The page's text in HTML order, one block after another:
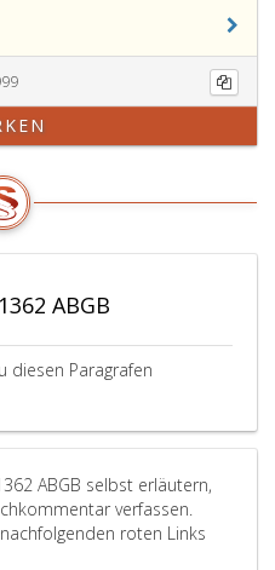
ABGB
diesen Paragrafen
ABGB selbst erläutern,
verfassen.
roten Links